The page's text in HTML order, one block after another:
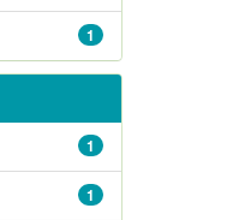
1
1
1